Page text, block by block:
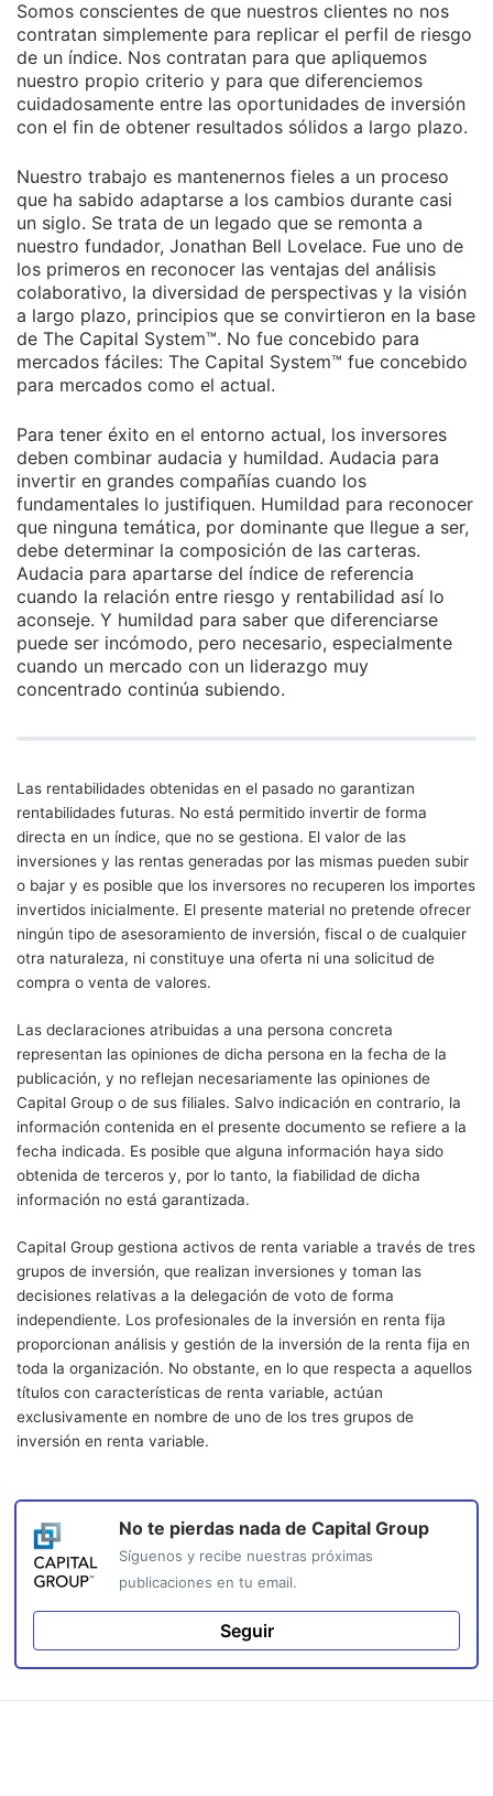
Somos conscientes de que nuestros clientes no nos
contratan simplemente para replicar el perfil de riesgo
de un índice. Nos contratan para que apliquemos
nuestro propio criterio y para que diferenciemos
cuidadosamente entre las oportunidades de inversión
con el fin de obtener resultados sólidos a largo plazo.
Nuestro trabajo es mantenernos fieles a un proceso
que ha sabido adaptarse a los cambios durante casi
un siglo. Se trata de un legado que se remonta a
nuestro fundador, Jonathan Bell Lovelace. Fue uno de
los primeros en reconocer las ventajas del análisis
colaborativo, la diversidad de perspectivas y la visión
a largo plazo, principios que se convirtieron en la base
de The Capital System™. No fue concebido para
mercados fáciles: The Capital System™ fue concebido
para mercados como el actual.
Para tener éxito en el entorno actual, los inversores
deben combinar audacia y humildad. Audacia para
invertir en grandes compañías cuando los
fundamentales lo justifiquen. Humildad para reconocer
que ninguna temática, por dominante que llegue a ser,
debe determinar la composición de las carteras.
Audacia para apartarse del índice de referencia
cuando la relación entre riesgo y rentabilidad así lo
aconseje. Y humildad para saber que diferenciarse
puede ser incómodo, pero necesario, especialmente
cuando un mercado con un liderazgo muy
concentrado continúa subiendo.
Las rentabilidades obtenidas en el pasado no garantizan
rentabilidades futuras. No está permitido invertir de forma
directa en un índice, que no se gestiona. El valor de las
inversiones y las rentas generadas por las mismas pueden subir
o bajar y es posible que los inversores no recuperen los importes
invertidos inicialmente. El presente material no pretende ofrecer
ningún tipo de asesoramiento de inversión, fiscal o de cualquier
otra naturaleza, ni constituye una oferta ni una solicitud de
compra o venta de valores.
Las declaraciones atribuidas a una persona concreta
representan las opiniones de dicha persona en la fecha de la
publicación, y no reflejan necesariamente las opiniones de
Capital Group o de sus filiales. Salvo indicación en contrario, la
información contenida en el presente documento se refiere a la
fecha indicada. Es posible que alguna información haya sido
obtenida de terceros y, por lo tanto, la fiabilidad de dicha
información no está garantizada.
Capital Group gestiona activos de renta variable a través de tres
grupos de inversión, que realizan inversiones y toman las
decisiones relativas a la delegación de voto de forma
independiente. Los profesionales de la inversión en renta fija
proporcionan análisis y gestión de la inversión de la renta fija en
toda la organización. No obstante, en lo que respecta a aquellos
títulos con características de renta variable, actúan
exclusivamente en nombre de uno de los tres grupos de
inversión en renta variable.
No te pierdas nada de Capital Group
Síguenos y recibe nuestras próximas
publicaciones en tu email.
Seguir